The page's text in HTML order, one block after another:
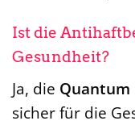
Ist die
Gesundheit?
Ja, die
sicher für die